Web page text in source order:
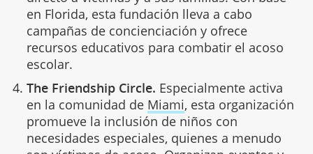
en Florida, esta fundación lleva a cabo
campañas de concienciación y ofrece
recursos educativos para combatir el acoso
escolar.
The Friendship Circle. Especialmente activa
en la comunidad de Miami, esta organización
promueve la inclusión de niños con
necesidades especiales, quienes a menudo